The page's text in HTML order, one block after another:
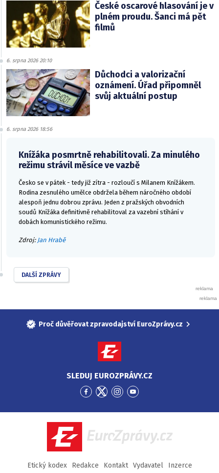
České oscarové hlasování je v
plném proudu. Šanci má pět
filmů
6. srpna 2026 20:10
Důchodci a valorizační
oznámení. Úřad připomněl
svůj aktuální postup
6. srpna 2026 18:56
Knížáka posmrtně rehabilitovali. Za minulého
režimu strávil měsíce ve vazbě
Česko se v pátek - tedy již zítra - rozloučí s Milanem Knížákem.
Rodina zesnulého umělce obdržela během náročného období
alespoň jednu dobrou zprávu. Jeden z pražských obvodních
soudů Knížáka definitivně rehabilitoval za vazební stíhání v
dobách komunistického režimu.
Zdroj: Jan Hrabě
DALŠÍ ZPRÁVY
Proč důvěřovat zpravodajství EuroZprávy.cz
SLEDUJ EUROZPRÁVY.CZ
Přejít
Facebook
Přejít
Twitter
Přejít
Instagram
Přejít
YouTube
EuroZprávy.cz
Etický kodex Redakce Kontakt Vydavatel Inzerce